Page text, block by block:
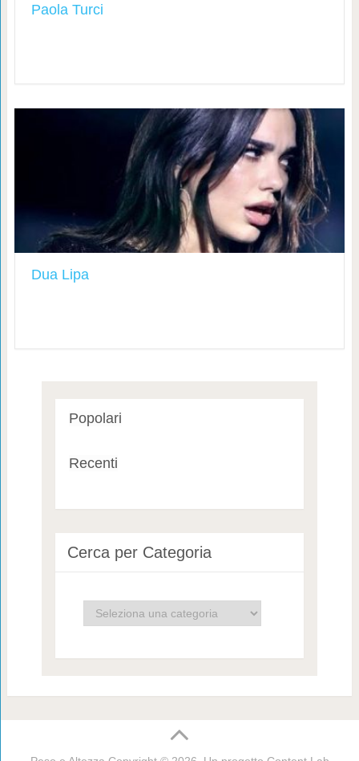
Paola Turci
Dua Lipa
Popolari
Recenti
Cerca per Categoria
Cerca
per